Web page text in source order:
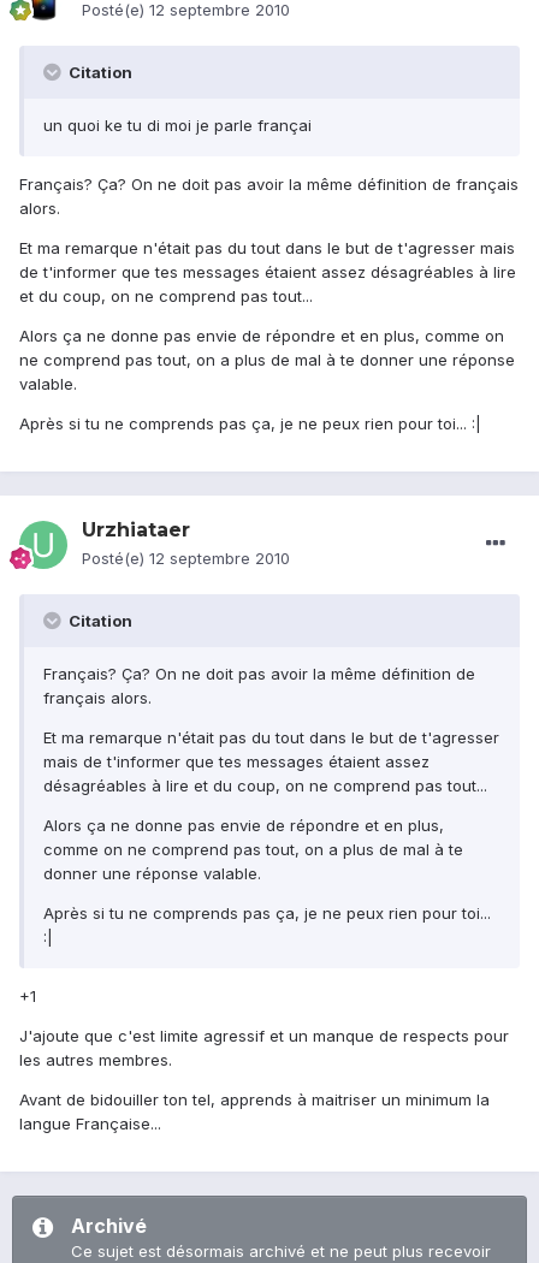
Posté(e) 12 septembre 2010
Citation
un quoi ke tu di moi je parle françai
Français? Ça? On ne doit pas avoir la même définition de français
alors.
Et ma remarque n'était pas du tout dans le but de t'agresser mais
de t'informer que tes messages étaient assez désagréables à lire
et du coup, on ne comprend pas tout...
Alors ça ne donne pas envie de répondre et en plus, comme on
ne comprend pas tout, on a plus de mal à te donner une réponse
valable.
Après si tu ne comprends pas ça, je ne peux rien pour toi... :|
Urzhiataer
Posté(e) 12 septembre 2010
Citation
Français? Ça? On ne doit pas avoir la même définition de
français alors.
Et ma remarque n'était pas du tout dans le but de t'agresser
mais de t'informer que tes messages étaient assez
désagréables à lire et du coup, on ne comprend pas tout...
Alors ça ne donne pas envie de répondre et en plus,
comme on ne comprend pas tout, on a plus de mal à te
donner une réponse valable.
Après si tu ne comprends pas ça, je ne peux rien pour toi...
:|
+1
J'ajoute que c'est limite agressif et un manque de respects pour
les autres membres.
Avant de bidouiller ton tel, apprends à maitriser un minimum la
langue Française...
Archivé
Ce sujet est désormais archivé et ne peut plus recevoir